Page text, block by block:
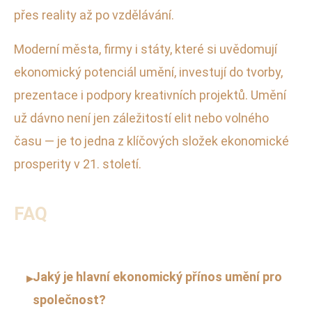
přes reality až po vzdělávání.
Moderní města, firmy i státy, které si uvědomují
ekonomický potenciál umění, investují do tvorby,
prezentace i podpory kreativních projektů. Umění
už dávno není jen záležitostí elit nebo volného
času — je to jedna z klíčových složek ekonomické
prosperity v 21. století.
FAQ
▸Jaký je hlavní ekonomický přínos umění pro
společnost?